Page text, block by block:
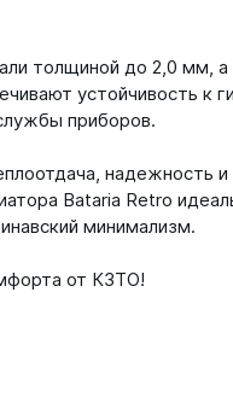
толщиной до 2,0 мм,
устойчивость к
приборов.
надежность
Bataria Retro
минимализм.
от КЗТО!